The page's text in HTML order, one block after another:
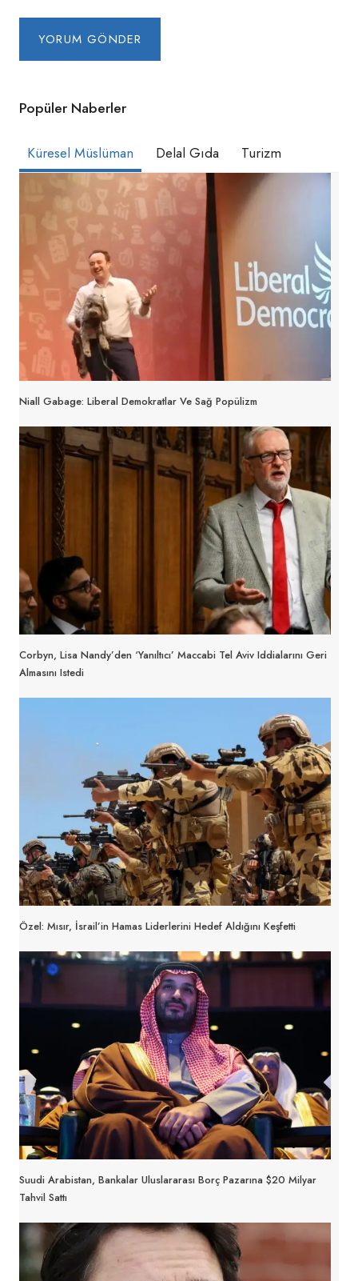
Popüler Naberler
Küresel Müslüman Delal Gıda Turizm
Niall Gabage: Liberal Demokratlar Ve Sağ Popülizm
Corbyn, Lisa Nandy’den ‘yanıltıcı’ Maccabi Tel Aviv Iddialarını Geri
Almasını Istedi
Özel: Mısır, İsrail’in Hamas Liderlerini Hedef Aldığını Keşfetti
Suudi Arabistan, Bankalar Uluslararası Borç Pazarına $20 Milyar
Tahvil Sattı